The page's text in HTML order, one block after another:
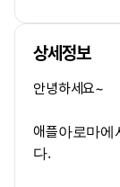
상세정보
안녕하세요~
애플아로마에
다.